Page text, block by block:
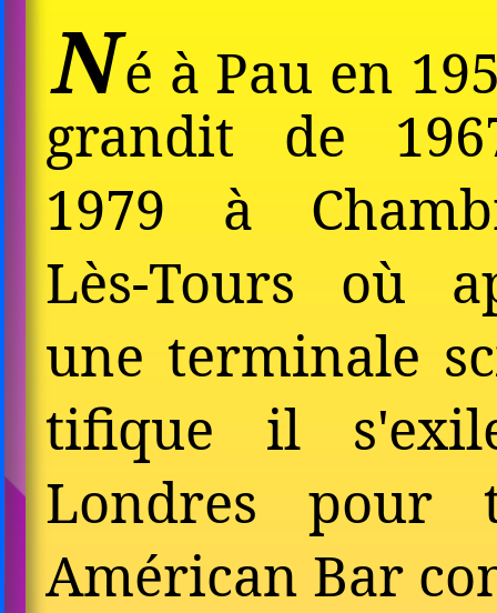
Né à Pau en
grandit de
1979 à
Lès-Tours où
une terminale
ti­fique il
Londres pour
Amé­rican Bar